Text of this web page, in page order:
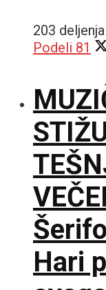
203 deljenja
Podeli 81
Hari